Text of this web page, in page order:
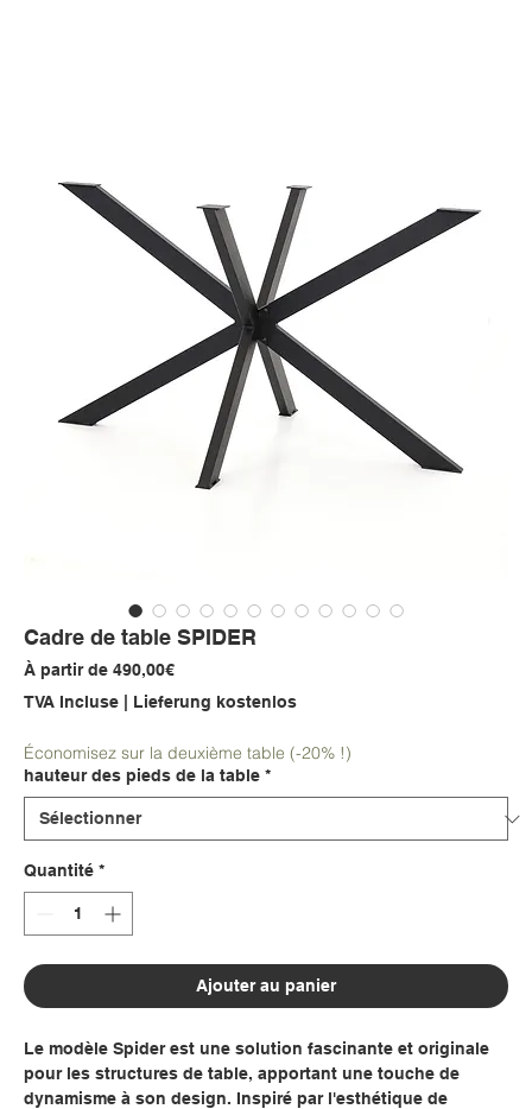
Cadre de table SPIDER
À partir de 490,00€Prix
TVA Incluse Lieferung kostenlos
Économisez sur la deuxième table (-20% !)
hauteur des pieds de la table *
Quantité *
Ajouter au panier
Le modèle Spider est une solution fascinante et originale
pour les structures de table, apportant une touche de
dynamisme à son design. Inspiré par l'esthétique de